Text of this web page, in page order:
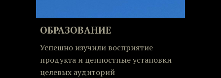
ОБРАЗОВАНИЕ
Успешно изучили восприятие
продукта и ценностные установки
целевых аудиторий